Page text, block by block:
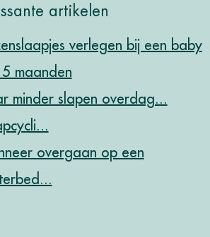
artikelen
verlegen bij een baby
maanden
minder slapen overdag...
overgaan op een